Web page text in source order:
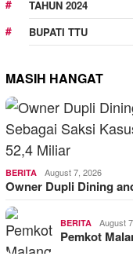
TAHUN 2024
BUPATI TTU
MASIH HANGAT
BERITA August 7, 2026
Owner Dupli Dining
BERITA August
Pemkot